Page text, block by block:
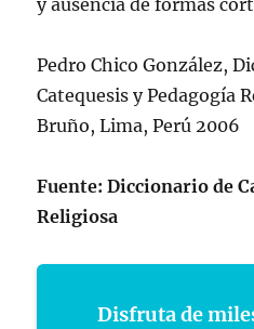
y ausencia de formas
Pedro Chico González,
Catequesis y Pedagogí­a
Bruño, Lima, Perú 2006
Fuente: Diccionario de
Religiosa
Disfruta de